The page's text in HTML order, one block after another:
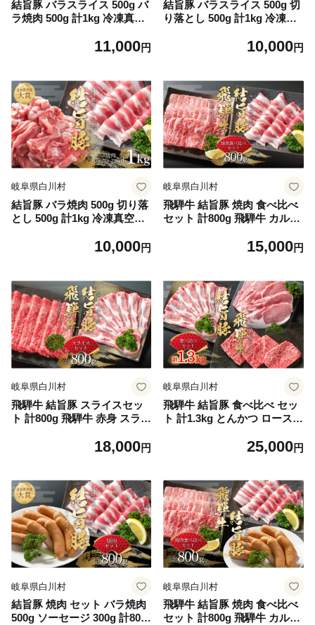
結旨豚 バラスライス 500g バ
ラ焼肉 500g 計1kg 冷凍真空
べ比べ セット 白川郷 岐阜県
11000円 [MS015]
11,000円
結旨豚 バラスライス 500g 切
り落とし 500g 計1kg 冷凍真
食べ比べ セット 白川郷 岐阜
ト 10000円 [MS016]
10,000円
岐阜県白川村
結旨豚 バラ焼肉 500g 切り落
とし 500g 計1kg 冷凍真空パ
比べ セット 白川郷 岐阜県 白
000円 [MS017]
10,000円
岐阜県白川村
飛騨牛 結旨豚 焼肉 食べ比べ
セット 計800g 飛騨牛 カルビ
00g 冷凍真空パック | 肉 お肉
15000円【MS019】
15,000円
岐阜県白川村
飛騨牛 結旨豚 スライスセッ
ト 計800g 飛騨牛 赤身 スライ
ス 500g 冷凍真空パック | 肉
め 牛肉 豚肉 ギフト お取り寄
せ 18000円【MS020】
18,000円
岐阜県白川村
飛騨牛 結旨豚 食べ比べ セッ
ト 計1.3kg とんかつ ロースス
空パック | 肉 お肉 すき焼き
ギフト お取り寄せ 25000円
【MS021】
25,000円
岐阜県白川村
結旨豚 焼肉 セット バラ焼肉
500g ソーセージ 300g 計800
岐阜県白川村
飛騨牛 結旨豚 焼肉 食べ比べ
セット 計800g 飛騨牛 カルビ